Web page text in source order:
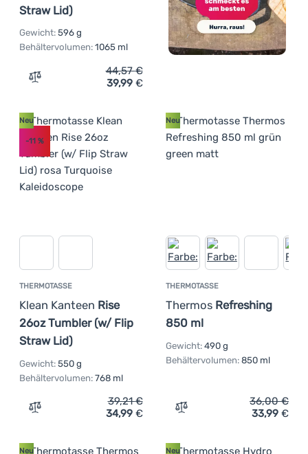
Straw Lid)
Gewicht: 596 g
Behältervolumen: 1065 ml
Zum Vergleich 'Thermotasse Klean Kanteen Rise 36oz
44,57€
39,99 €
THERMOTASSE
Klean Kanteen Rise
26oz Tumbler (w/ Flip
Straw Lid)
Neu
-11 %
Gewicht: 550 g
Behältervolumen: 768 ml
Zum Vergleich 'Thermotasse Klean Kanteen Rise 26oz
39,21€
34,99 €
THERMOTASSE
Thermos Refreshing
850 ml
Neu
Gewicht: 490 g
Behältervolumen: 850 ml
Zum Vergleich
36,00€
33,99 €
Neu Neu